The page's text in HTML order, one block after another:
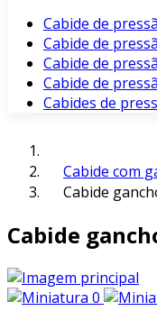
Cabide de
Cabide de
Cabide de
Cabide de
Cabides de
Cabide com
Cabide
Cabide